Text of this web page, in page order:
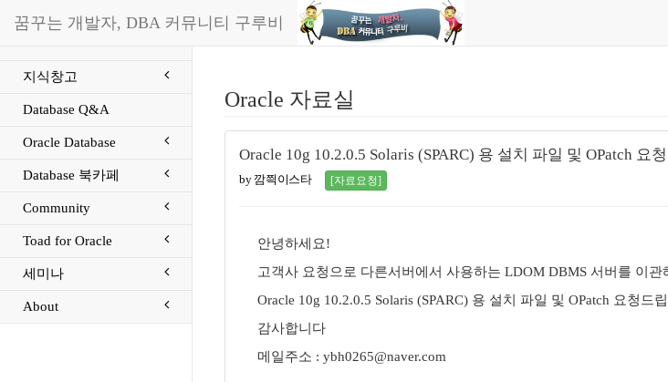
꿈꾸는 개발자, DBA 커뮤니티 구루비
지식창고
Database Q&A
Oracle Database
Database 북카페
Community
Toad for Oracle
세미나
About
Oracle 자료실
Oracle 10g 10.2.0.5 Solaris (SPARC) 용 설치 파일 및 OPatch 요
by 깜쯱이스타 [자료요청]
안녕하세요!
고객사 요청으로 다른서버에서 사용하는 LDOM DBMS 서버를 이
Oracle 10g 10.2.0.5 Solaris (SPARC) 용 설치 파일 및 OPatch 요청드
감사합니다
메일주소 : ybh0265@naver.com